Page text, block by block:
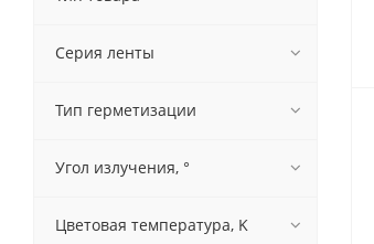
Серия ленты
Тип герметизации
Угол излучения, °
Цветовая температура, K